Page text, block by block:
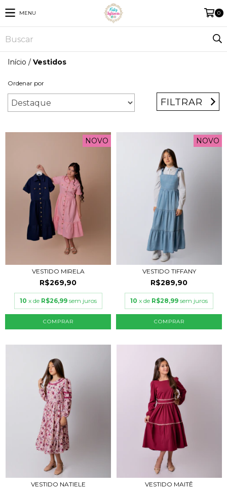
MENU 0
Início / Vestidos
Ordenar por
FILTRAR
NOVO
VESTIDO MIRELA
R$269,90
10 x de R$26,99 sem juros
COMPRAR
NOVO
VESTIDO TIFFANY
R$289,90
10 x de R$28,99 sem juros
COMPRAR
VESTIDO NATIELE VESTIDO MAITÊ